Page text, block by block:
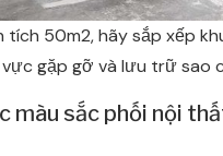
tích 50m2, hãy sắp xếp
vực gặp gỡ và lưu trữ sao
màu sắc phối nội